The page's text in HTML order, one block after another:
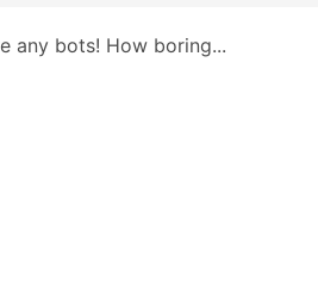
any bots! How boring...